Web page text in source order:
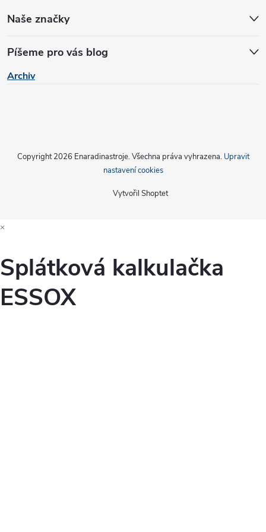
y
ý
p
Naše značky
Píšeme pro vás blog
Archiv
Vytvořil Shoptet
Copyright 2026 Enaradinastroje. Všechna práva vyhrazena. Upravit
nastavení cookies
×
Splátková kalkulačka
ESSOX